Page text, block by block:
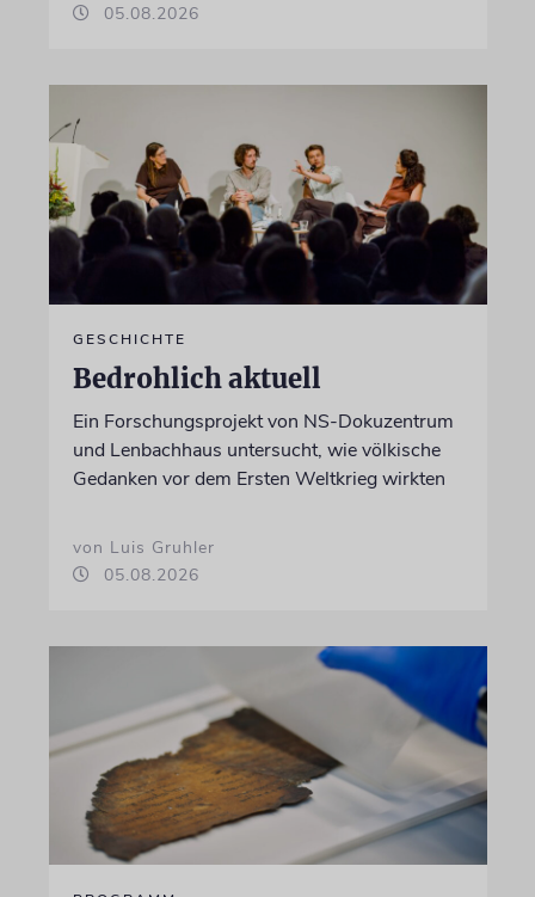
05.08.2026
GESCHICHTE
Bedrohlich aktuell
Ein Forschungsprojekt von NS-Dokuzentrum
und Lenbachhaus untersucht, wie völkische
Gedanken vor dem Ersten Weltkrieg wirkten
von Luis Gruhler
05.08.2026